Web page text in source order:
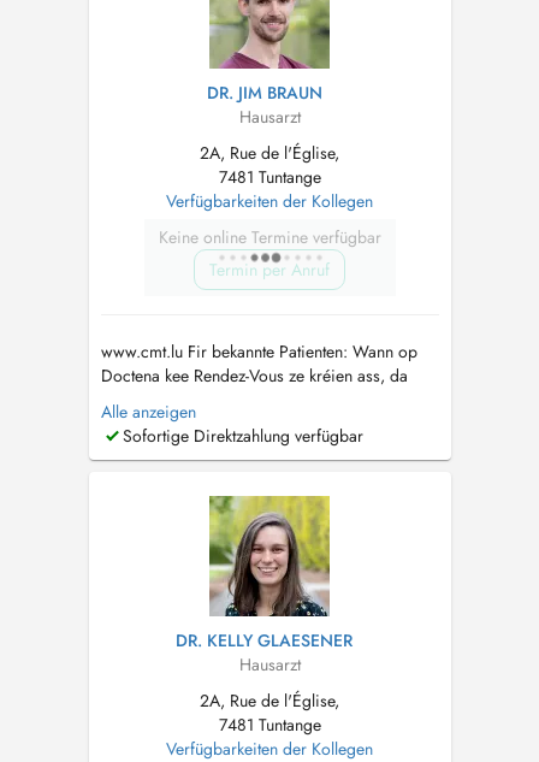
DR. JIM BRAUN
Hausarzt
2A, Rue de l'Église,
7481 Tuntange
Verfügbarkeiten der Kollegen
Keine online Termine verfügbar
Termin per Anruf
www.cmt.lu Fir bekannte Patienten: Wann op
Doctena kee Rendez-Vous ze kréien ass, da
rufft eis gären un. Pour patients connus: Si
vous ne trouvez pas de rendez-vous sur
Doctena, n'hésitez pas de nous appeler....
Alle anzeigen
Sofortige Direktzahlung verfügbar
DR. KELLY GLAESENER
Hausarzt
2A, Rue de l'Église,
7481 Tuntange
Verfügbarkeiten der Kollegen